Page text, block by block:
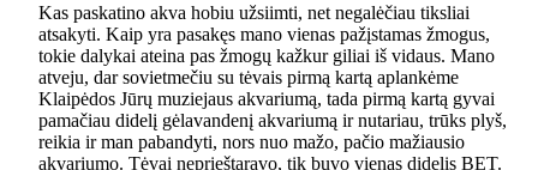
Kas paskatino akva hobiu užsiimti, net negalėčiau tiksliai
atsakyti. Kaip yra pasakęs mano vienas pažįstamas žmogus,
tokie dalykai ateina pas žmogų kažkur giliai iš vidaus. Mano
atveju, dar sovietmečiu su tėvais pirmą kartą aplankėme
Klaipėdos Jūrų muziejaus akvariumą, tada pirmą kartą gyvai
pamačiau didelį gėlavandenį akvariumą ir nutariau, trūks plyš,
reikia ir man pabandyti, nors nuo mažo, pačio mažiausio
akvariumo. Tėvai neprieštaravo, tik buvo vienas didelis BET.